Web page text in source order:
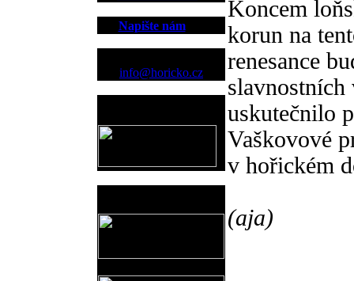
Napište nám
info@horicko.cz
Koncem
korun na
renesance
slavnostních
uskutečnilo
Vaškovové
v hořickém
(aja)